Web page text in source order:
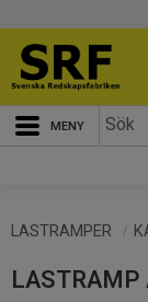
Meny
LASTRAMPER